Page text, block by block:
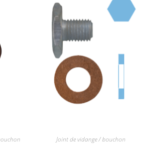
Joint de vidange / bouchon